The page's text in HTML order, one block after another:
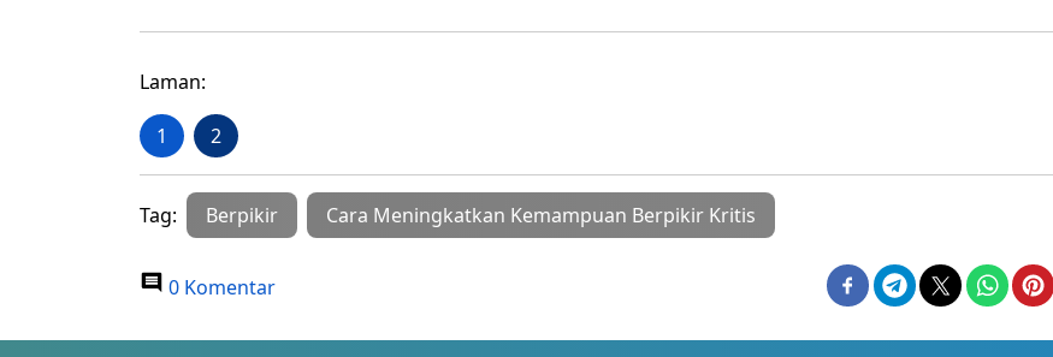
Laman:
1 2
Tag: Berpikir Cara Meningkatkan Kemampuan Berpikir Kritis
0 Komentar